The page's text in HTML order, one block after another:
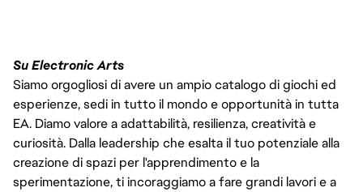
Su Electronic Arts
Siamo orgogliosi di avere un ampio catalogo di giochi ed
esperienze, sedi in tutto il mondo e opportunità in tutta
EA. Diamo valore a adattabilità, resilienza, creatività e
curiosità. Dalla leadership che esalta il tuo potenziale alla
creazione di spazi per l'apprendimento e la
sperimentazione, ti incoraggiamo a fare grandi lavori e a